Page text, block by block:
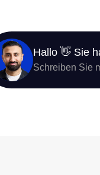
Hallo 👋 Sie
Schreiben Sie